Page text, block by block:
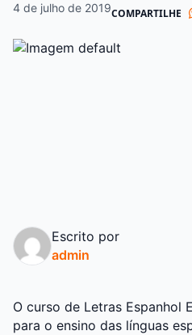
4 de julho de 2019COMPARTILHE
Escrito por
admin
O curso de Letras Espanhol
para o ensino das línguas